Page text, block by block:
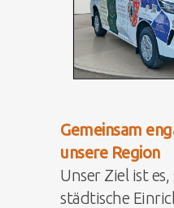
Gemeinsam
unsere Region
Unser Ziel ist
städtische